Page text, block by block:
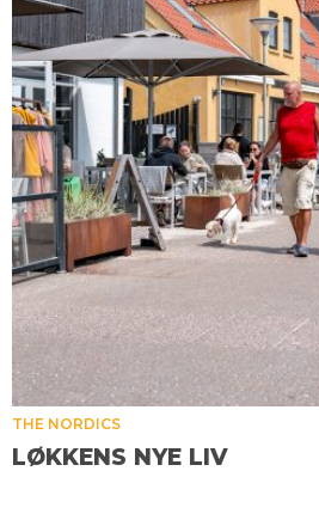
THE NORDICS
LØKKENS NYE LIV